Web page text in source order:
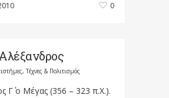
0
Τέχνες & Πολιτισμός
Γ΄ ο Μέγας (356 – 323 π.Χ.).